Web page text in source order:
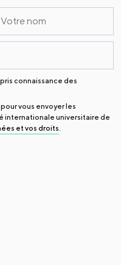
connaissance des
vous envoyer les
internationale universitaire de
et vos droits.